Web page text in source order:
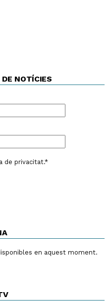
NOTÍCIES
de privacitat.*
en aquest moment.